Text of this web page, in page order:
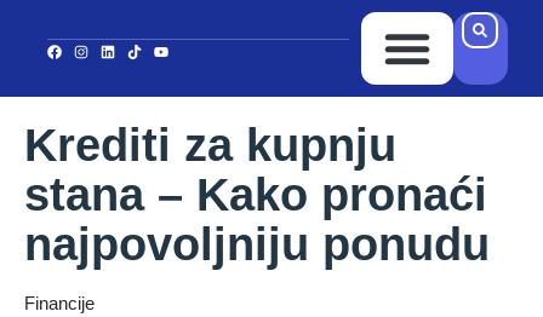
Krediti za kupnju
stana – Kako pronaći
najpovoljniju ponudu
Financije